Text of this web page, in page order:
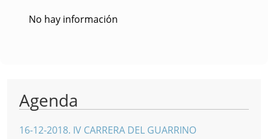
No hay información
Agenda
16-12-2018. IV CARRERA DEL GUARRINO